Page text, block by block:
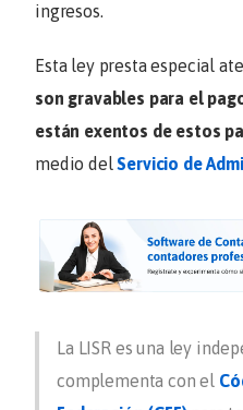
ingresos.
Esta ley presta especial
son gravables para el
están exentos de estos
medio del Servicio de
La LISR es una ley
complementa con el